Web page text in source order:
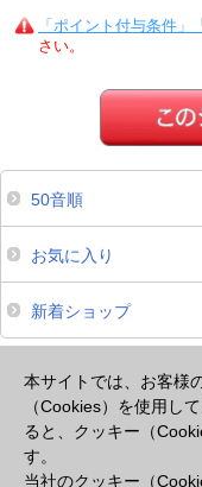
本サイトでは、お客様
（Cookies）を使用し
ると、クッキー（
す。
当社のクッキー（
「ポイント付与条件」
さい。
50音順
お気に入り
新着ショップ
注意事項 プライバシーポリ